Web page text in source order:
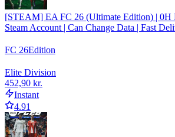
[STEAM] EA FC 26 (Ultimate Edition) | 0H
Steam Account | Can Change Data | Fast
FC 26Edition
Elite Division
452,90 kr.
Instant
4.91